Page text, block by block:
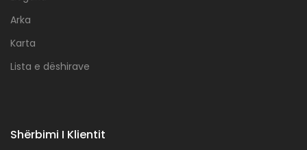
Arka
Karta
Lista e dëshirave
Shërbimi I Klientit